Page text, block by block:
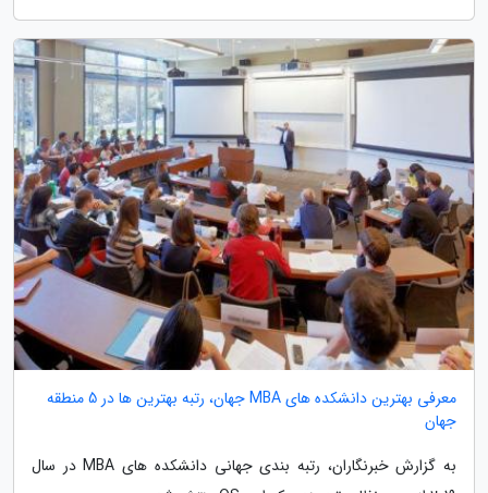
معرفی بهترین دانشکده های MBA جهان، رتبه بهترین ها در 5 منطقه
جهان
به گزارش خبرنگاران، رتبه بندی جهانی دانشکده های MBA در سال